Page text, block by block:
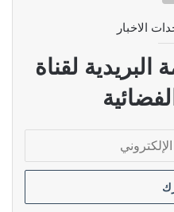
الاخبار
لقناة